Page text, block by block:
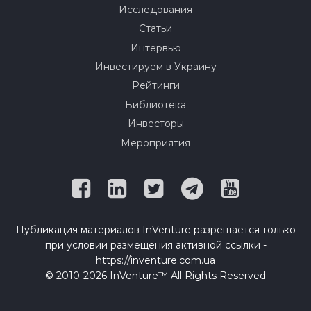
Исследования
Статьи
Интервью
Инвестируем в Украину
Рейтинги
Библиотека
Инвесторы
Мероприятия
Публикация материалов InVenture разрешается только
при условии размещения активной ссылки -
https://inventure.com.ua
© 2010-2026 InVenture™ All Rights Reserved